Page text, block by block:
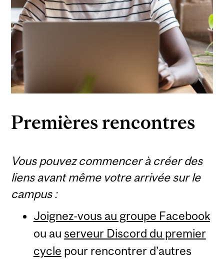
Premières rencontres
Vous pouvez commencer à créer des
liens avant même votre arrivée sur le
campus :
Joignez-vous au groupe Facebook
ou au serveur Discord du premier
cycle pour rencontrer d’autres